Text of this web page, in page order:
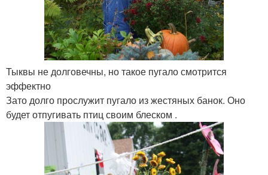
Тыквы не долговечны, но такое пугало смотрится
эффектно
Зато долго прослужит пугало из жестяных банок. Оно
будет отпугивать птиц своим блеском .